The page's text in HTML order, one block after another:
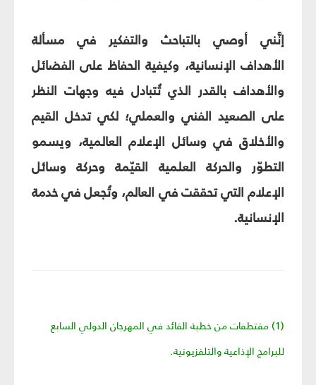
إنَّني أوصي بالتباحث والتفكير في مسألة
الأهداف الإنسانية، وكيفية الحفاظ على الفضائل
والأهداف بالقدر الذي تُتبادل فيه وجهات النظر
على الصعيد الفني والعملي؛ لكي تدخل القيم
والأخلاق في وسائل الإعلام العالمية، ويسمو
التطوّر والحركة العلمية القيّمة وحركة وسائل
الإعلام التي تحققت في العالم، وتُجعل في خدمة
الإنسانية.
(1) مقتطفات من خطبة القائد في المهرجان الدولي السابع
للبرامج الإذاعية والتلفزيونية.